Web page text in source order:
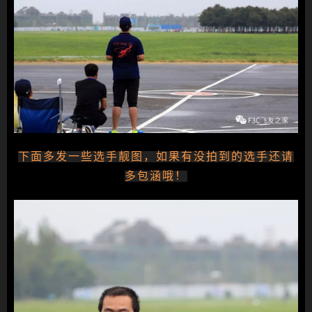
下面多发一些选手靓图，如果有没拍到的选手还请
多包涵哦！